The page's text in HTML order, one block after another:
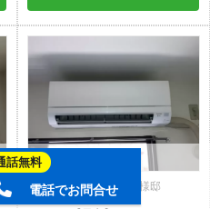
愛知県名古屋市西区 I 様邸
話無料
電話でお問合せ